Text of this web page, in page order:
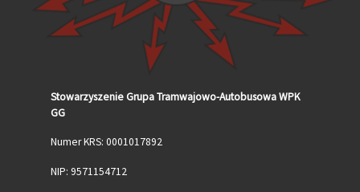
Stowarzyszenie Grupa Tramwajowo-Autobusowa WPK
GG
Numer KRS: 0001017892
NIP: 9571154712